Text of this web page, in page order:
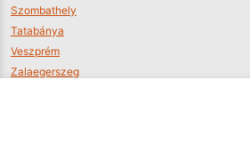
Szombathely
Tatabánya
Veszprém
Zalaegerszeg